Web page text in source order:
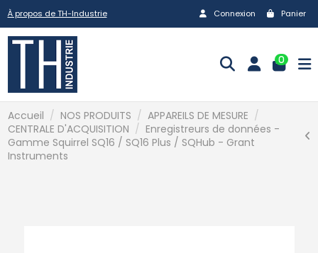
À propos de TH-Industrie Connexion Panier
0
Accueil NOS PRODUITS
APPAREILS DE MESURE
CENTRALE D'ACQUISITION
Enregistreurs de données -
Gamme Squirrel SQ16 / SQ16 Plus / SQHub - Grant
Instruments